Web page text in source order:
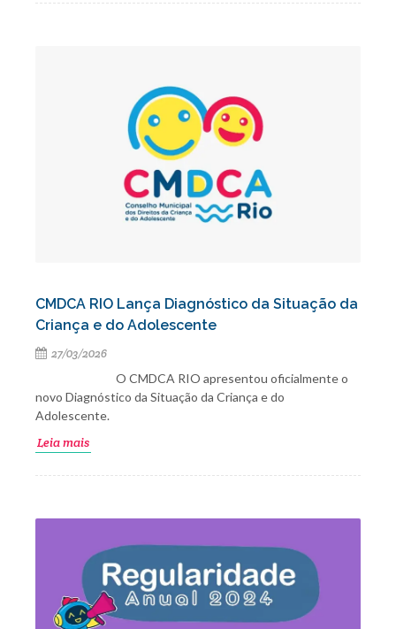
CMDCA RIO Lança Diagnóstico da Situação da
Criança e do Adolescente
27/03/2026
O CMDCA RIO apresentou oficialmente o
novo Diagnóstico da Situação da Criança e do
Adolescente.
Leia mais